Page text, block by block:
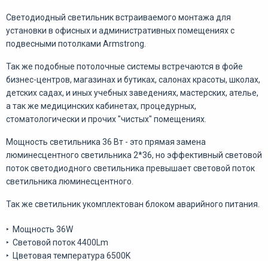
Светодиодный светильник встраиваемого монтажа для
установки в офисных и административных помещениях с
подвесными потолками Armstrong.
Так же подобные потолочные системы встречаются в фойе
бизнес-центров, магазинах и бутиках, салонах красоты, школах,
детских садах, и иных учебных заведениях, мастерских, ателье,
а так же медицинских кабинетах, процедурных,
стоматологически и прочих "чистых" помещениях.
Мощность светильника 36 Вт - это прямая замена
люминесцентного светильника 2*36, но эффективный световой
поток светодиодного светильника превышает световой поток
светильника люминесцентного.
Так же светильник укомплектован блоком аварийного питания.
‣ Мощность 36W
‣ Световой поток 4400Lm
‣ Цветовая температура 6500K